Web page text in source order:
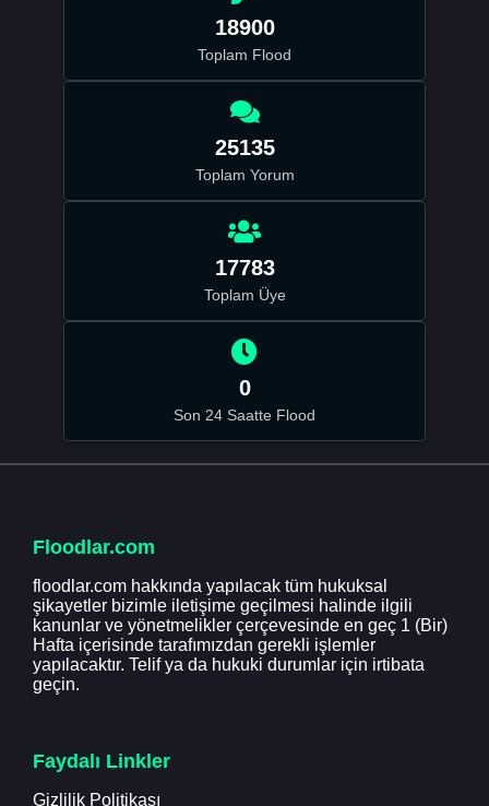
18900
Toplam Flood
25135
Toplam Yorum
17783
Toplam Üye
0
Son 24 Saatte Flood
Floodlar.com
floodlar.com hakkında yapılacak tüm hukuksal
şikayetler bizimle iletişime geçilmesi halinde ilgili
kanunlar ve yönetmelikler çerçevesinde en geç 1 (Bir)
Hafta içerisinde tarafımızdan gerekli işlemler
yapılacaktır. Telif ya da hukuki durumlar için irtibata
geçin.
Faydalı Linkler
Gizlilik Politikası